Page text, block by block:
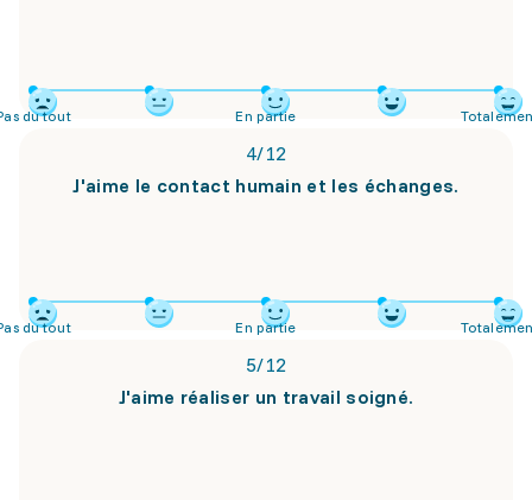
du tout En partie
4/12
J'aime le contact humain et les échanges.
du tout En partie
5/12
J'aime réaliser un travail soigné.